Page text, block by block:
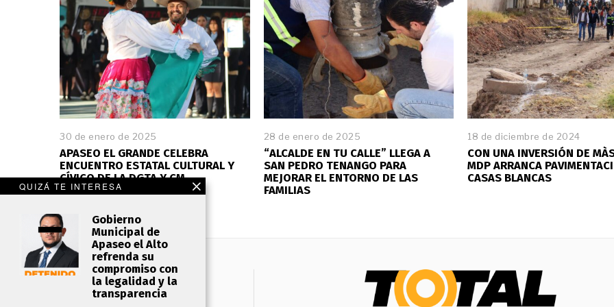
QUIZÁ TE INTERESA
Gobierno
Municipal de
Apaseo el Alto
refrenda su
compromiso con
la legalidad y la
transparencia
30 de enero de 2025
APASEO EL GRANDE CELEBRA
ENCUENTRO ESTATAL CULTURAL Y
CÍVICO DE LA DGTA Y CM
28 de enero de 2025
8
d
e
2
0
“ALCALDE EN TU CALLE” LLEGA A
SAN PEDRO TENANGO PARA
MEJORAR EL ENTORNO DE LAS
FAMILIAS
18 de diciembre de 2024
CON UNA INVERSIÓN DE
MDP ARRANCA
CASAS BLANCAS